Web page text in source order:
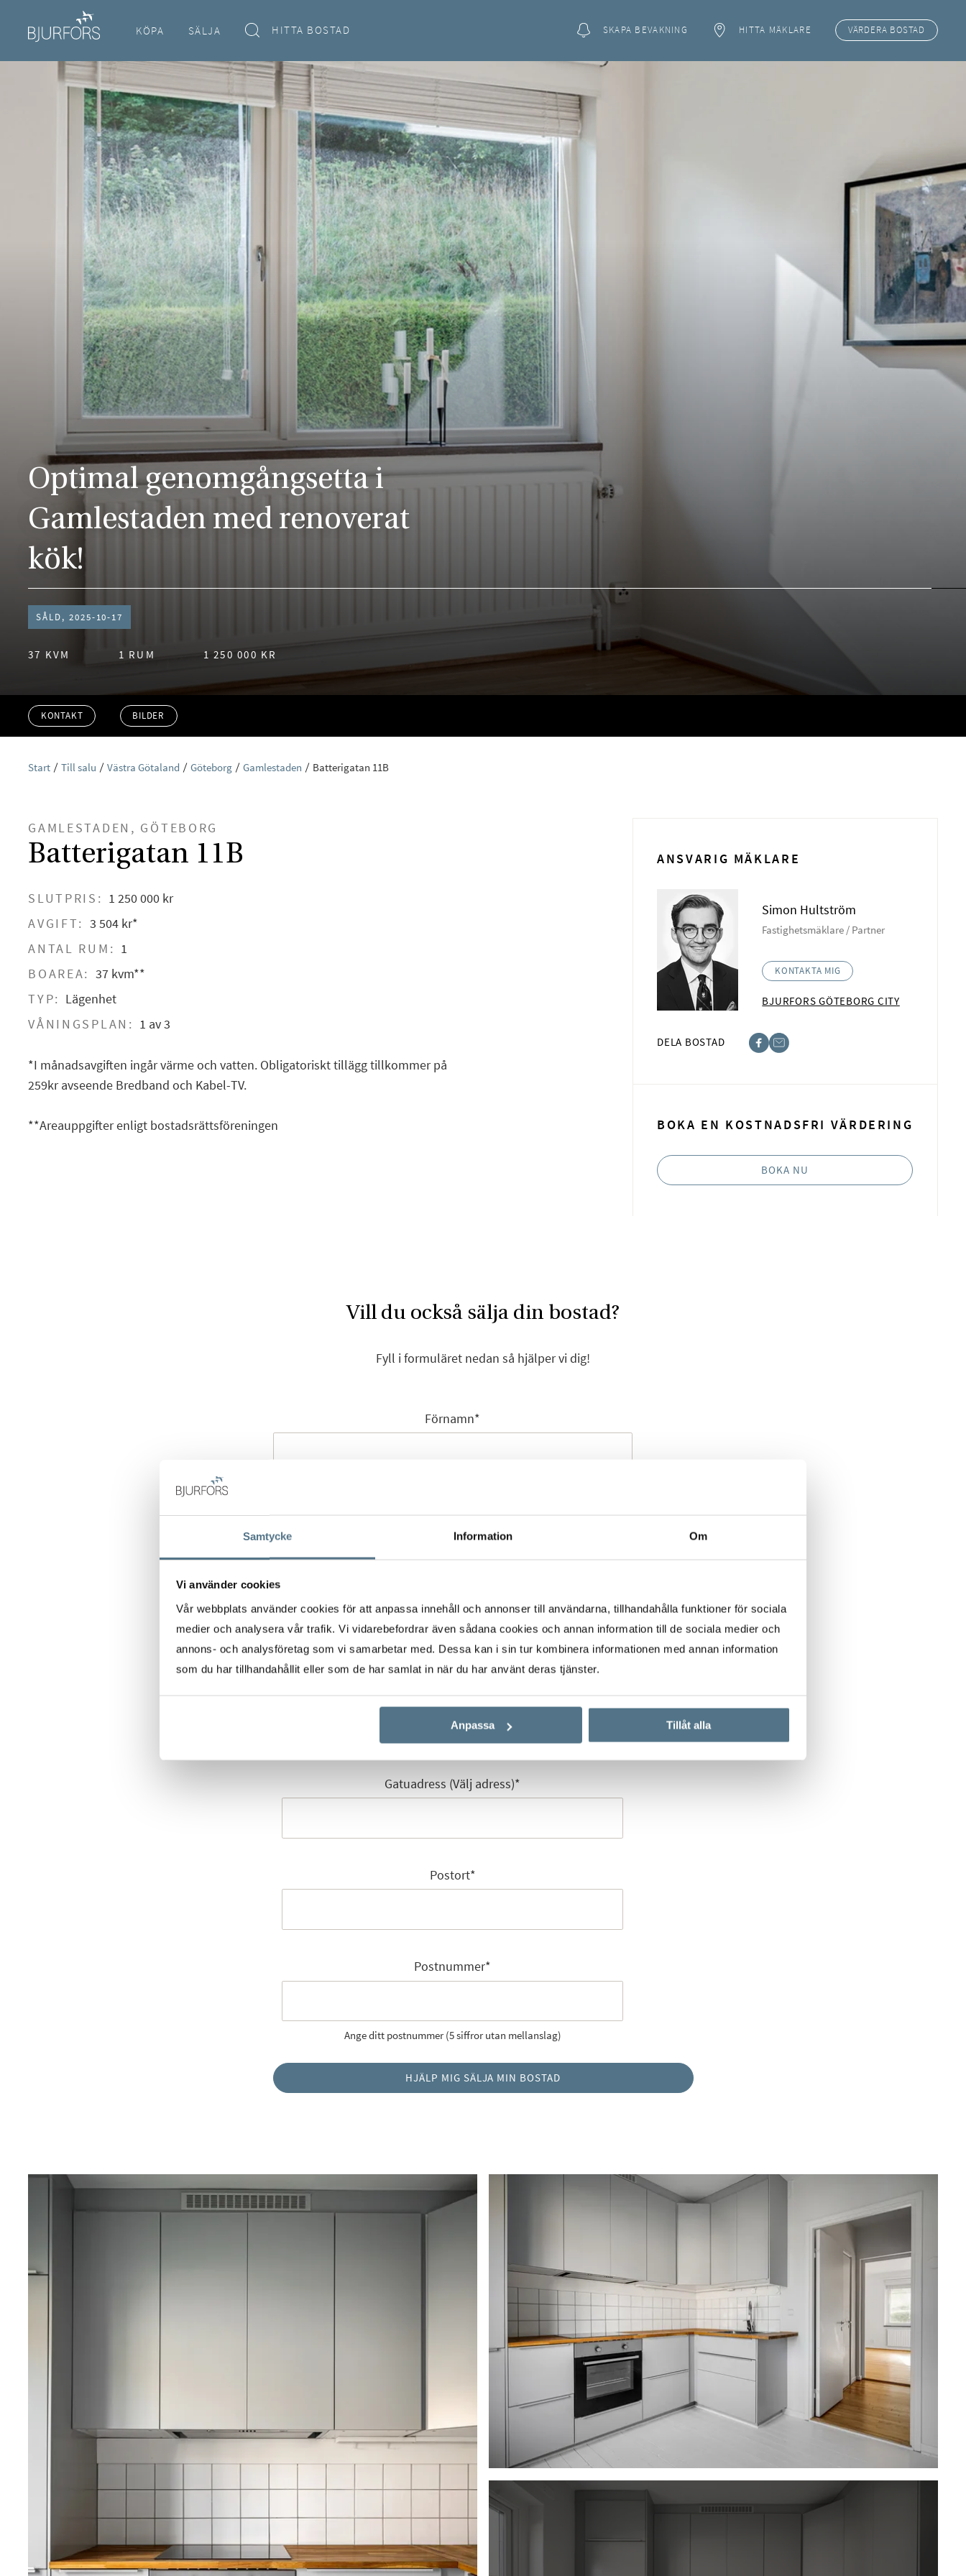
Samtycke Information Om
Vi använder cookies
Vår webbplats använder cookies för att anpassa innehåll och annonser till användarna, tillhandahålla funktioner för sociala
medier och analysera vår trafik. Vi vidarebefordrar även sådana cookies och annan information till de sociala medier och
annons- och analysföretag som vi samarbetar med. Dessa kan i sin tur kombinera informationen med annan information
som du har tillhandahållit eller som de har samlat in när du har använt deras tjänster.
Anpassa Tillåt alla
KÖPA SÄLJA HITTA BOSTAD SKAPA BEVAKNING HITTA MÄKLARE VÄRDERA BOSTAD
Optimal genomgångsetta i
Gamlestaden med renoverat
kök!
SÅLD, 2025-10-17
37 KVM 1 RUM 1 250 000 KR
KONTAKT BILDER
Start Till salu Västra Götaland Göteborg Gamlestaden Batterigatan 11B
GAMLESTADEN, GÖTEBORG
Batterigatan 11B
SLUTPRIS: 1 250 000 kr
AVGIFT: 3 504 kr*
ANTAL RUM: 1
BOAREA: 37 kvm**
TYP: Lägenhet
VÅNINGSPLAN: 1 av 3
*I månadsavgiften ingår värme och vatten. Obligatoriskt tillägg tillkommer på
259kr avseende Bredband och Kabel-TV.
**Areauppgifter enligt bostadsrättsföreningen
ANSVARIG MÄKLARE
Simon Hultström
Fastighetsmäklare / Partner
KONTAKTA MIG
BJURFORS GÖTEBORG CITY
DELA BOSTAD
BOKA EN KOSTNADSFRI VÄRDERING
BOKA NU
Vill du också sälja din bostad?
Fyll i formuläret nedan så hjälper vi dig!
Förnamn*
Mobilnummer
E-post*
Gatuadress (Välj adress)*
Postort*
Postnummer*
Ange ditt postnummer (5 siffror utan mellanslag)